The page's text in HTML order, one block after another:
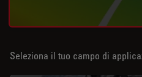
Seleziona il tuo campo di